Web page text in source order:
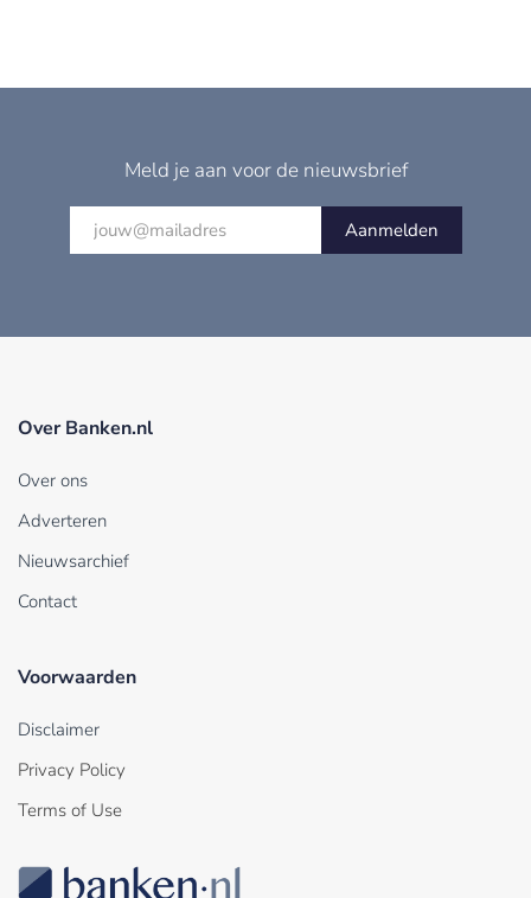
Meld je aan voor de nieuwsbrief
Aanmelden
Over Banken.nl
Over ons
Adverteren
Nieuwsarchief
Contact
Voorwaarden
Disclaimer
Privacy Policy
Terms of Use